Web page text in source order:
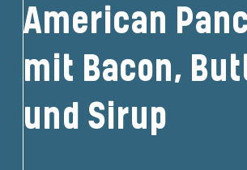
American
mit Bacon,
und Sirup